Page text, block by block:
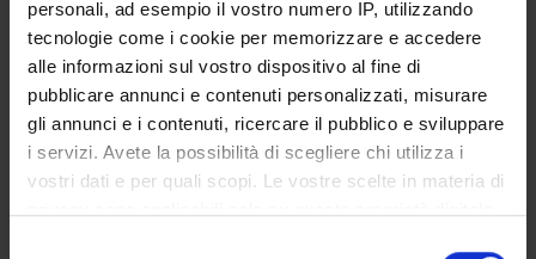
personali, ad esempio il vostro numero IP, utilizzando
tecnologie come i cookie per memorizzare e accedere
alle informazioni sul vostro dispositivo al fine di
pubblicare annunci e contenuti personalizzati, misurare
gli annunci e i contenuti, ricercare il pubblico e sviluppare
i servizi. Avete la possibilità di scegliere chi utilizza i
vostri dati e per quali scopi. Le vostre scelte in materia di
Discipline dello Spettacolo
Visual and performing arts, design, arts-based research
SECTIONS
Arti e Geografie